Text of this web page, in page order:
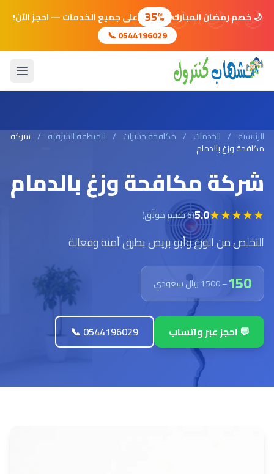
🌙
⭐
🌙
⭐
🌙
⭐
🌙 🌙 خصم رمضان المبارك 35% على جميع الخدمات — احجز الآن!
📞 0544196029
الرئيسية / الخدمات / مكافحة حشرات / المنطقة الشرقية / شركة
مكافحة وزغ بالدمام
شركة مكافحة وزغ بالدمام
★
★
★
★
★
5.0(6 تقييم موثّق)
التخلص من الوزغ وأبو بريص بطرق آمنة وفعالة
150– 1500 ريال سعودي
💬 احجز عبر واتساب 📞 0544196029